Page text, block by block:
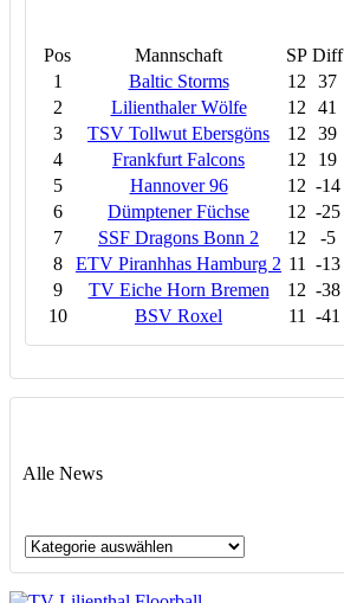
Pos Mannschaft SP Diff
1
Baltic Storms 12 37
2
Lilienthaler Wölfe 12 41
3
TSV Tollwut Ebersgöns 12 39
4
Frankfurt Falcons 12 19
5
Hannover 96 12 -14
6
Dümptener Füchse 12 -25
7
SSF Dragons Bonn 2 12 -5
8
ETV Piranhhas Hamburg 2 11 -13
9
TV Eiche Horn Bremen 12 -38
10
BSV Roxel 11 -41
Alle News
Alle